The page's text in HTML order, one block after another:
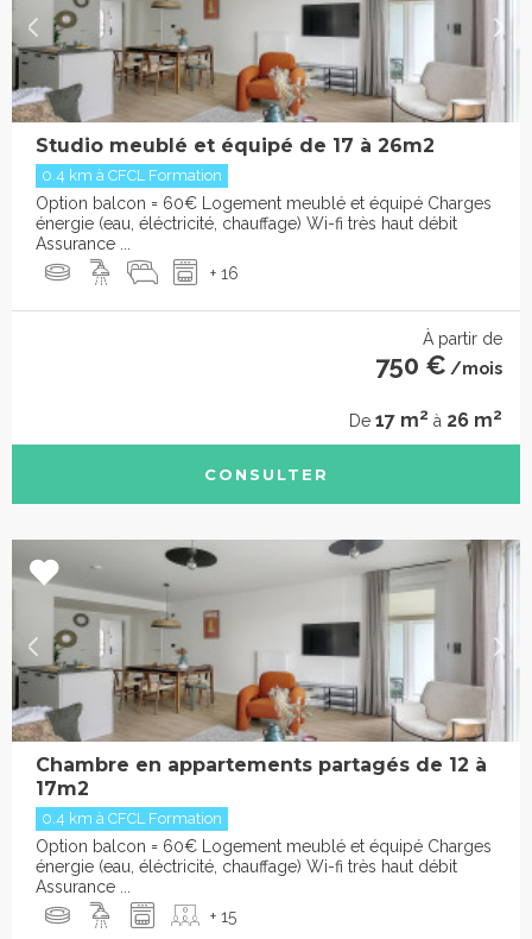
Studio meublé et équipé de 17 à 26m2
0.4 km à CFCL Formation
Option balcon = 60€ Logement meublé et équipé Charges
énergie (eau, éléctricité, chauffage) Wi-fi très haut débit
Assurance ...
+ 16
À partir de
750 € /mois
De 17 m2 à 26 m2
CONSULTER
Chambre en appartements partagés de 12 à
17m2
0.4 km à CFCL Formation
Option balcon = 60€ Logement meublé et équipé Charges
énergie (eau, éléctricité, chauffage) Wi-fi très haut débit
Assurance ...
+ 15